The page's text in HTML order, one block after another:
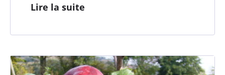
Lire la suite